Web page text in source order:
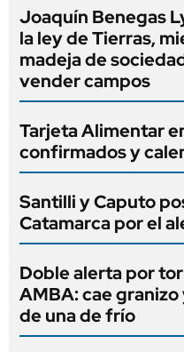
Joaquín Benegas
la ley de Tierras,
madeja de
vender campos
Tarjeta Alimentar
confirmados y
Santilli y Caputo
Catamarca por el
Doble alerta por
AMBA: cae
de una de frío